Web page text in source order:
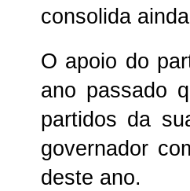
consolida
O apoio do
ano passado
partidos da
governador
deste ano.